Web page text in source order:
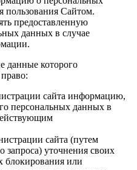
пользования Сайтом.
предоставленную
данных в случае
данные которого
сайта информацию,
персональных данных в
сайта (путем
запроса) уточнения своих
блокирования или